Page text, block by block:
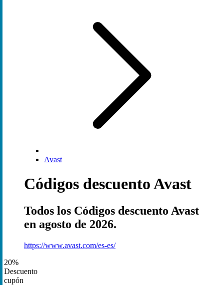
Avast
Códigos descuento Avast
Todos los Códigos descuento Avast
en agosto de 2026.
https://www.avast.com/es-es/
20%
Descuento
cupón